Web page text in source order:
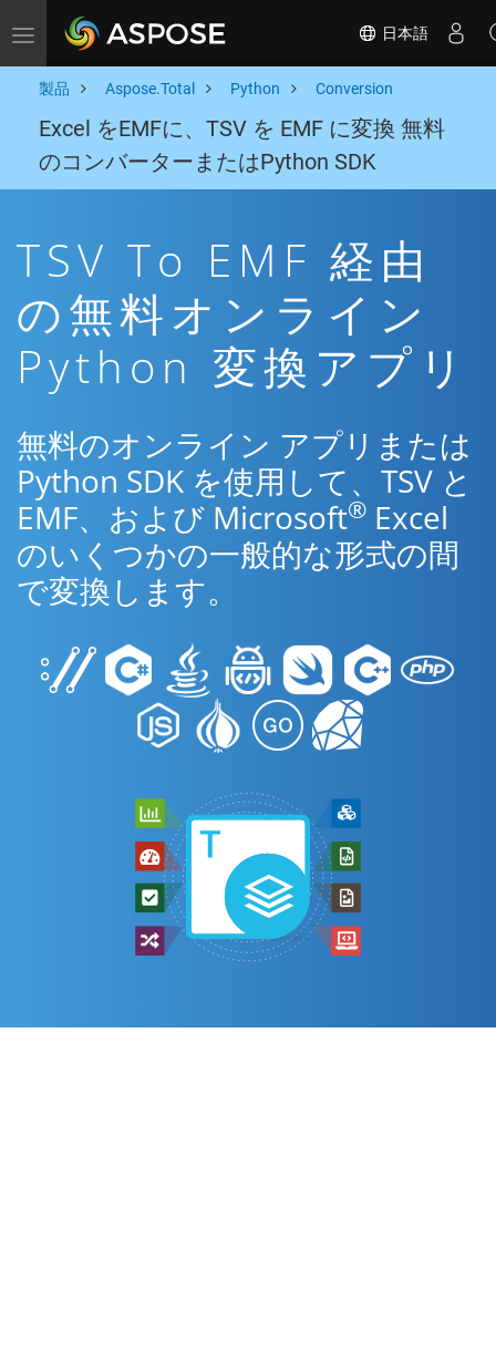
Toggle navigation 日本語
製品 Aspose.Total Python Conversion
Excel をEMFに、TSV を EMF に変換 無料
のコンバーターまたはPython SDK
TSV To EMF 経由
の無料オンライン
Python 変換アプリ
無料のオンライン アプリまたは
Python SDK を使用して、TSV と
EMF、および Microsoft® Excel
のいくつかの一般的な形式の間
で変換します。